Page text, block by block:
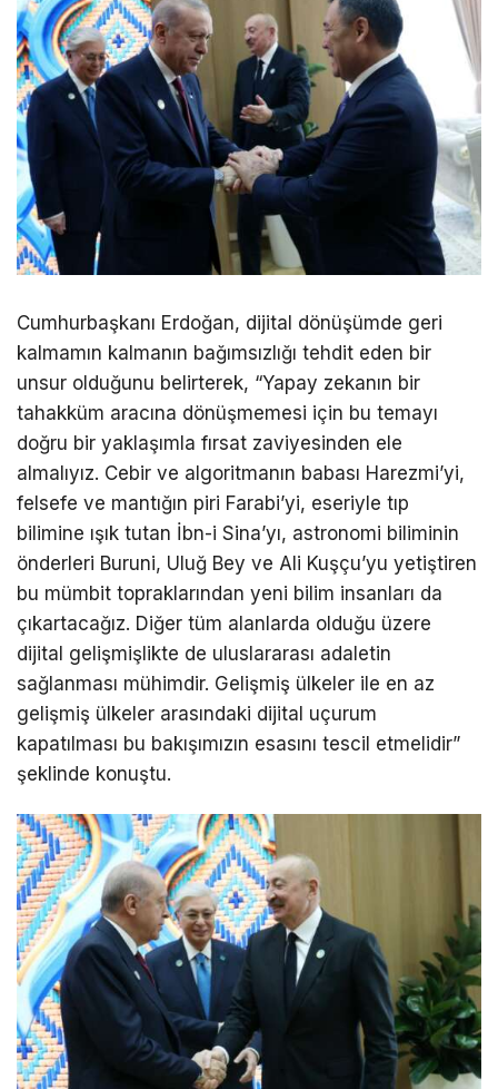
Cumhurbaşkanı Erdoğan, dijital dönüşümde geri
kalmamın kalmanın bağımsızlığı tehdit eden bir
unsur olduğunu belirterek, “Yapay zekanın bir
tahakküm aracına dönüşmemesi için bu temayı
doğru bir yaklaşımla fırsat zaviyesinden ele
almalıyız. Cebir ve algoritmanın babası Harezmi’yi,
felsefe ve mantığın piri Farabi’yi, eseriyle tıp
bilimine ışık tutan İbn-i Sina’yı, astronomi biliminin
önderleri Buruni, Uluğ Bey ve Ali Kuşçu’yu yetiştiren
bu mümbit topraklarından yeni bilim insanları da
çıkartacağız. Diğer tüm alanlarda olduğu üzere
dijital gelişmişlikte de uluslararası adaletin
sağlanması mühimdir. Gelişmiş ülkeler ile en az
gelişmiş ülkeler arasındaki dijital uçurum
kapatılması bu bakışımızın esasını tescil etmelidir”
şeklinde konuştu.